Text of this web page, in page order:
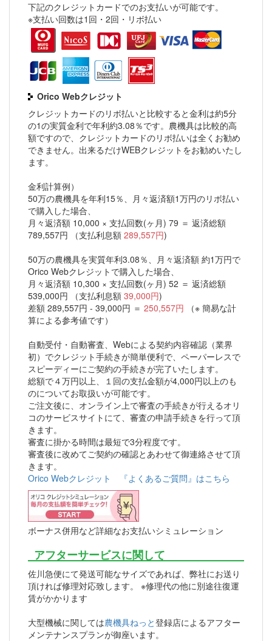
下記のクレジットカードでのお支払いが可能です。
※支払い回数は1回・2回・リボ払い
Orico Webクレジット
クレジットカードのリボ払いと比較すると金利は約5分
の1の実質金利で年利約3.08％です。農機具は比較的高
額ですので、クレジットカードのリボ払いは全くお勧め
できません。出来るだけWEBクレジットをお勧めいたし
ます。
金利計算例）
50万の農機具を年利15％、月々返済額1万円のリボ払い
で購入した場合、
月々返済額 10,000 × 支払回数(ヶ月) 79 ＝ 返済総額
789,557円 （支払利息額 289,557円)
50万の農機具を実質年利3.08％、月々返済額 約1万円で
Orico Webクレジットで購入した場合、
月々返済額 10,300 × 支払回数(ヶ月) 52 ＝ 返済総額
539,000円 （支払利息額 39,000円)
差額 289,557円 - 39,000円 ＝ 250,557円 （※ 簡易な計
算による参考値です）
自動受付・自動審査、Webによる契約内容確認（業界
初）でクレジット手続きが簡単便利で、ペーパーレスで
スピーディーにご契約の手続きが完了いたします。
総額で４万円以上、１回の支払金額が4,000円以上のも
のについてお取扱いが可能です。
ご注文後に、オンライン上で審査の手続きが行えるオリ
コのサービスサイトにて、審査の申請手続きを行って頂
きます。
審査に掛かる時間は最短で3分程度です。
審査後に改めてご契約の確認とあわせて御連絡させて頂
きます。
Orico Webクレジット 『よくあるご質問』はこちら
ボーナス併用など詳細なお支払いシミュレーション
アフターサービスに関して
佐川急便にて発送可能なサイズであれば、弊社にお送り
頂ければ修理対応致します。 ※修理代の他に別途往復運
賃がかかります
大型機械に関しては農機具ねっと登録店によるアフター
メンテナンスプランが御座います。